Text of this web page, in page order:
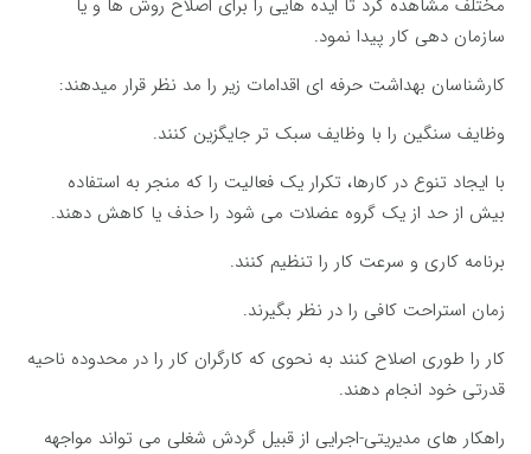
مختلف مشاهده کرد تا ایده هایی را برای اصلاح روش ها و یا
سازمان دهی کار پیدا نمود.
کارشناسان بهداشت حرفه ای اقدامات زیر را مد نظر قرار میدهند:
وظایف سنگین را با وظایف سبک تر جایگزین کنند.
با ایجاد تنوع در کارها، تکرار یک فعالیت را که منجر به استفاده
بیش از حد از یک گروه عضلات می شود را حذف یا کاهش دهند.
برنامه کاری و سرعت کار را تنظیم کنند.
زمان استراحت کافی را در نظر بگیرند.
کار را طوری اصلاح کنند به نحوی که کارگران کار را در محدوده ناحیه
قدرتی خود انجام دهند.
راهکار های مدیریتی-اجرایی از قبیل گردش شغلی می تواند مواجهه